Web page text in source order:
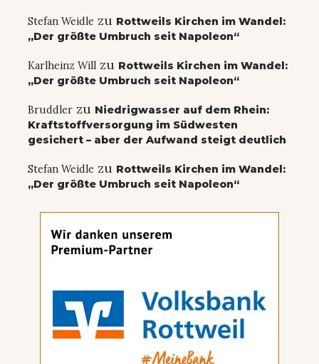
Stefan Weidle zu Rottweils Kirchen im Wandel:
„Der größte Umbruch seit Napoleon“
Karlheinz Will zu Rottweils Kirchen im Wandel:
„Der größte Umbruch seit Napoleon“
Bruddler zu Niedrigwasser auf dem Rhein:
Kraftstoffversorgung im Südwesten
gesichert – aber der Aufwand steigt deutlich
Stefan Weidle zu Rottweils Kirchen im Wandel:
„Der größte Umbruch seit Napoleon“